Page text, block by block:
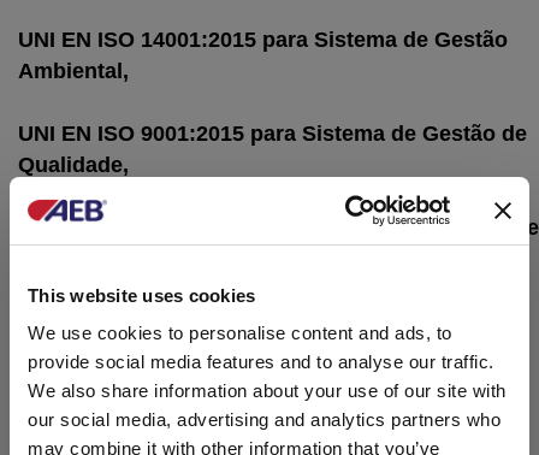
This website uses cookies
We use cookies to personalise content and ads, to
provide social media features and to analyse our traffic.
We also share information about your use of our site with
our social media, advertising and analytics partners who
may combine it with other information that you’ve
UNI EN ISO 14001:2015 para Sistema de Gestão
Ambiental,
UNI EN ISO 9001:2015 para Sistema de Gestão de
Qualidade,
UNI EN ISO 22000:2018 para Sistema de Gestão de
UNI ISO 45001:2023 para Sistemas de Gestão de
Saúde e Segurança Ocupacional,
SA8000:2014 por il Sistema de Gestão de
Responsabilidade Social.